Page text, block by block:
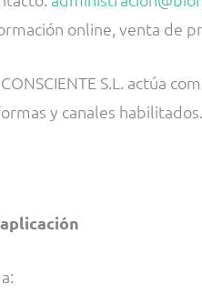
online, venta de
S.L. actúa
y canales habilitados.